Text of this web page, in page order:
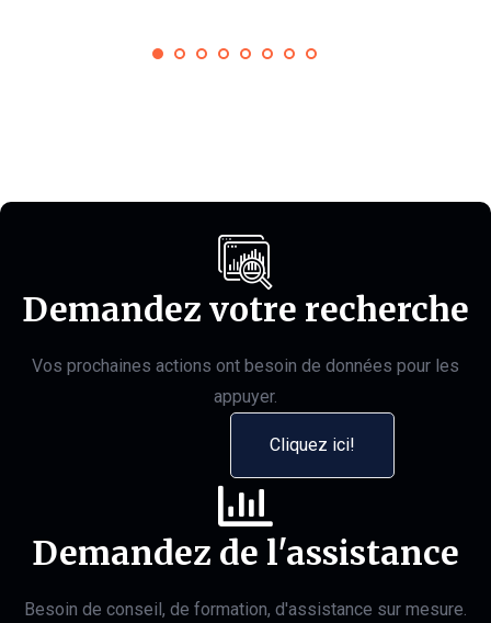
Demandez votre recherche
Vos prochaines actions ont besoin de données pour les
appuyer.
Cliquez ici!
Demandez de l'assistance
Besoin de conseil, de formation, d'assistance sur mesure.